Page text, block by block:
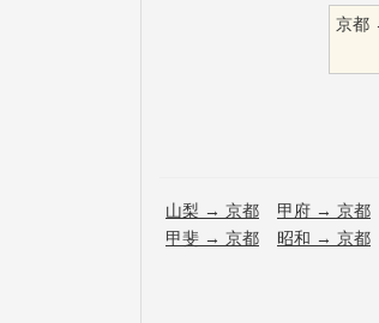
京都
山梨 → 京都 甲府 → 京都
甲斐 → 京都 昭和 → 京都